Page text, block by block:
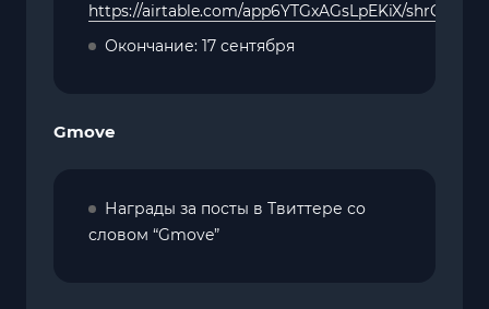
https://airtable.com/app6YTGxAGsLpEKiX/
Окончание: 17 сентября
Gmove
Награды за посты в Твиттере со
словом “Gmove”